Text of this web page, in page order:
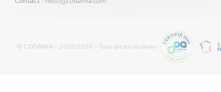
© CODAMIA – 2003/2026 – Tous droits réservés